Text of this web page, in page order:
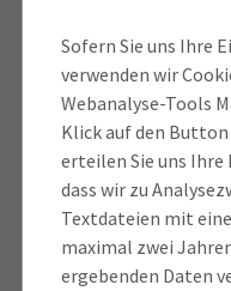
Sofern Sie uns Ihre
verwenden wir
Webanalyse-Tools
Klick auf den
erteilen Sie uns
dass wir zu
Textdateien mit
maximal zwei
ergebenden Daten
Bensegger. „Wir
regional verwurzelte
Unternehmer in
motiviert, sehr gut
die Mitglieder des
Know-How und
fundiert einbringen